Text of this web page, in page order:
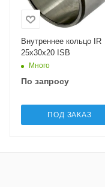
Внутреннее кольцо IR
25x30x20 ISB
Много
По запросу
ПОД ЗАКАЗ